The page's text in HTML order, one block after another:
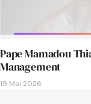
Pape Mamadou
Management
19 Mai 2026